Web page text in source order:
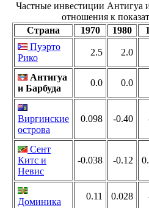
Частные инвестиции Антигуа
отношения к
Страна
1970 1980
Пуэрто
Рико
2.5 2.0
Антигуа
и Барбуда
0.0 0.0
Виргинские
острова
0.098 -0.40
Сент
Китс и
Невис
-0.038 -0.12
Доминика
0.11 0.028